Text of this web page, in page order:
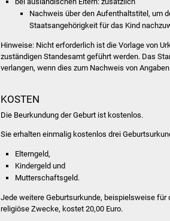
Nachweis über den Aufenthaltstitel, um
Staatsangehörigkeit für das Kind
Hinweise: Nicht erforderlich ist die Vorlage von
zuständigen Standesamt geführt werden. Das
verlangen, wenn dies zum Nachweis von
KOSTEN
Die Beurkundung der Geburt ist kostenlos.
Sie erhalten einmalig kostenlos drei
Elterngeld,
Kindergeld und
Mutterschaftsgeld.
Jede weitere Geburtsurkunde, beispielsweise
religiöse Zwecke, kostet 20,00 Euro.